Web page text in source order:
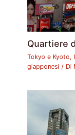
Quartiere
Tokyo e Kyoto,
giapponesi / Di